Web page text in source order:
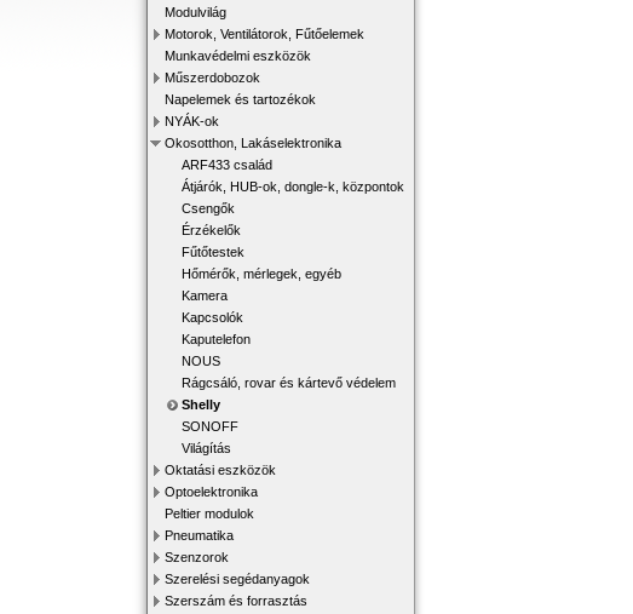
Modulvilág
Motorok, Ventilátorok, Fűtőelemek
Munkavédelmi eszközök
Műszerdobozok
Napelemek és tartozékok
NYÁK-ok
Okosotthon, Lakáselektronika
ARF433 család
Átjárók, HUB-ok, dongle-k, központok
Csengők
Érzékelők
Fűtőtestek
Hőmérők, mérlegek, egyéb
Kamera
Kapcsolók
Kaputelefon
NOUS
Rágcsáló, rovar és kártevő védelem
Shelly
SONOFF
Világítás
Oktatási eszközök
Optoelektronika
Peltier modulok
Pneumatika
Szenzorok
Szerelési segédanyagok
Szerszám és forrasztás